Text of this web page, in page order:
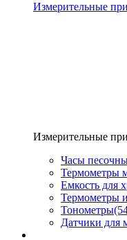
Измерительные
Измерительные
Часы
Термометры
Емкость для
Термометры
Тонометры
Датчики для